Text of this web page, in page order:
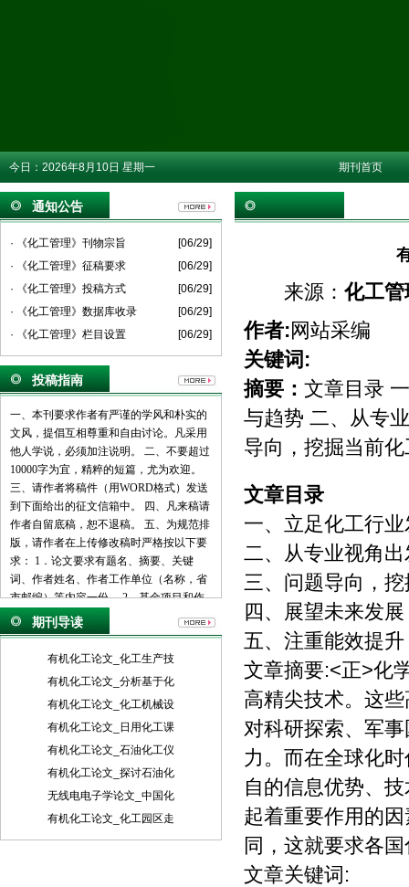
今日： 2026年8月10日 星期一 期刊首页
通知公告
· 《化工管理》刊物宗旨
[06/29]
· 《化工管理》征稿要求
[06/29]
· 《化工管理》投稿方式
[06/29]
· 《化工管理》数据库收录
[06/29]
· 《化工管理》栏目设置
[06/29]
投稿指南
一、本刊要求作者有严谨的学风和朴实的
文风，提倡互相尊重和自由讨论。凡采用
他人学说，必须加注说明。 二、不要超过
10000字为宜，精粹的短篇，尤为欢迎。
三、请作者将稿件（用WORD格式）发送
到下面给出的征文信箱中。 四、凡来稿请
作者自留底稿，恕不退稿。 五、为规范排
版，请作者在上传修改稿时严格按以下要
求： 1．论文要求有题名、摘要、关键
词、作者姓名、作者工作单位（名称，省
市邮编）等内容一份。 2．基金项目和作
者简介按下列格式： 基金项目：项目名称
（编号） 作者简介：姓名（出生年－），
性别，民族（汉族可省略），籍贯，职
言部分和正文部分，正文部分用阿拉伯数
字分级编号法，一般用两级。插图下方应
注明图序和图名。表格应采用三线表，表
格上方应注明表序和表名。 4．参考文献
主要的、发表在正式出版物上的文献。其
他相关注释可用脚注在当页标注。参考文
献的著录应执行国家标准GB7714-87的规
期刊导读
有机化工论文_化工生产技
有机化工论文_分析基于化
有机化工论文_化工机械设
有机化工论文_日用化工课
有机化工论文_石油化工仪
有机化工论文_探讨石油化
无线电电子学论文_中国化
有机化工论文_化工园区走
来源： 化工管
作者:网站采编
关键词:
摘要： 文章目录
与趋势 二、从专
导向，挖掘当前
文章目录
一、立足化工行
二、从专业视角
三、问题导向，
四、展望未来发
五、注重能效提
文章摘要:<正>化
高精尖技术。这
对科研探索、军
力。而在全球化
自的信息优势、
起着重要作用的
同，这就要求各
文章关键词: